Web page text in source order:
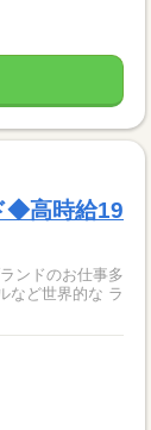
◆高時給19
ンドのお仕事多